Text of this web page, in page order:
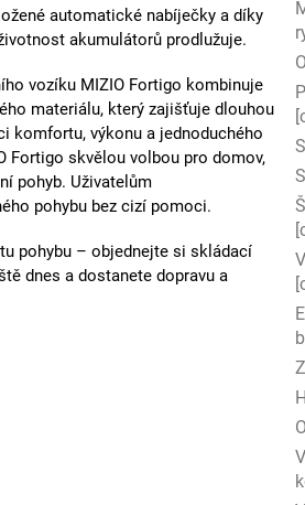
automatické nabíječky a díky
akumulátorů prodlužuje.
vozíku MIZIO Fortigo kombinuje
materiálu, který zajišťuje dlouhou
komfortu, výkonu a jednoduchého
Fortigo skvělou volbou pro domov,
pohyb. Uživatelům
pohybu bez cizí pomoci.
pohybu – objednejte si skládací
dnes a dostanete dopravu a